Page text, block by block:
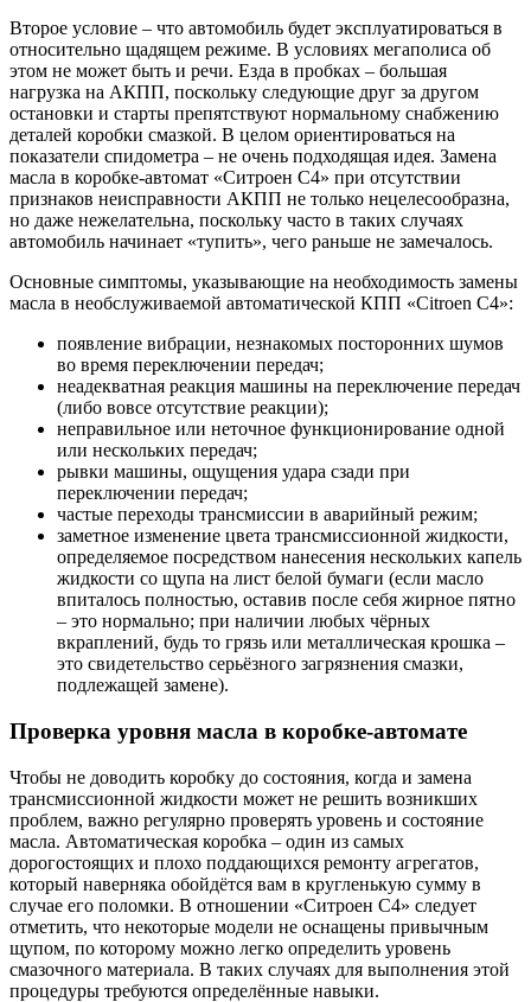
Второе условие – что автомобиль будет эксплуатироваться в
относительно щадящем режиме. В условиях мегаполиса об
этом не может быть и речи. Езда в пробках – большая
нагрузка на АКПП, поскольку следующие друг за другом
остановки и старты препятствуют нормальному снабжению
деталей коробки смазкой. В целом ориентироваться на
показатели спидометра – не очень подходящая идея. Замена
масла в коробке-автомат «Ситроен С4» при отсутствии
признаков неисправности АКПП не только нецелесообразна,
но даже нежелательна, поскольку часто в таких случаях
автомобиль начинает «тупить», чего раньше не замечалось.
Основные симптомы, указывающие на необходимость замены
масла в необслуживаемой автоматической КПП «Citroen C4»:
появление вибрации, незнакомых посторонних шумов
во время переключении передач;
неадекватная реакция машины на переключение передач
(либо вовсе отсутствие реакции);
неправильное или неточное функционирование одной
или нескольких передач;
рывки машины, ощущения удара сзади при
переключении передач;
частые переходы трансмиссии в аварийный режим;
заметное изменение цвета трансмиссионной жидкости,
определяемое посредством нанесения нескольких капель
жидкости со щупа на лист белой бумаги (если масло
впиталось полностью, оставив после себя жирное пятно
– это нормально; при наличии любых чёрных
вкраплений, будь то грязь или металлическая крошка –
это свидетельство серьёзного загрязнения смазки,
подлежащей замене).
Проверка уровня масла в коробке-автомате
Чтобы не доводить коробку до состояния, когда и замена
трансмиссионной жидкости может не решить возникших
проблем, важно регулярно проверять уровень и состояние
масла. Автоматическая коробка – один из самых
дорогостоящих и плохо поддающихся ремонту агрегатов,
который наверняка обойдётся вам в кругленькую сумму в
случае его поломки. В отношении «Ситроен С4» следует
отметить, что некоторые модели не оснащены привычным
щупом, по которому можно легко определить уровень
смазочного материала. В таких случаях для выполнения этой
процедуры требуются определённые навыки.